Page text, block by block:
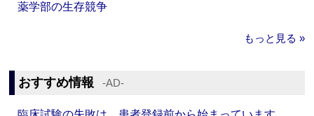
薬学部の生存競争
もっと見る »
おすすめ情報 ‐AD‐